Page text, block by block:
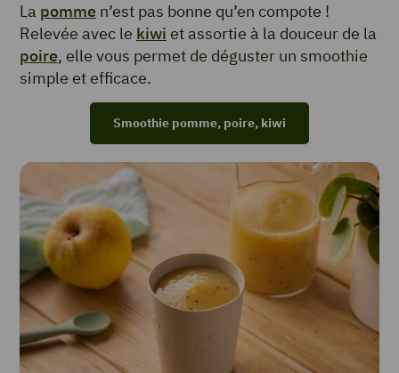
La pomme n’est pas bonne qu’en compote !
Relevée avec le kiwi et assortie à la douceur de la
poire, elle vous permet de déguster un smoothie
simple et efficace.
Smoothie pomme, poire, kiwi